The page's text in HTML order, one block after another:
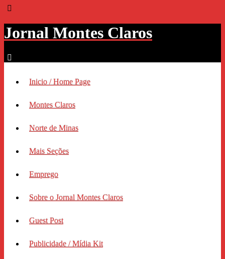
Jornal Montes Claros
Inicio / Home Page
Montes Claros
Norte de Minas
Mais Seções
Emprego
Sobre o Jornal Montes Claros
Guest Post
Publicidade / Mídia Kit